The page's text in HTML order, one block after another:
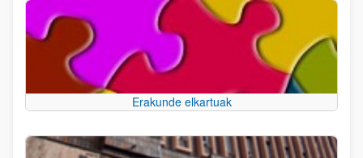
Erakunde elkartuak